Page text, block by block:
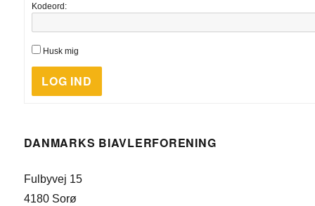
Kodeord:
Husk mig
LOG IND
DANMARKS BIAVLERFORENING
Fulbyvej 15
4180 Sorø